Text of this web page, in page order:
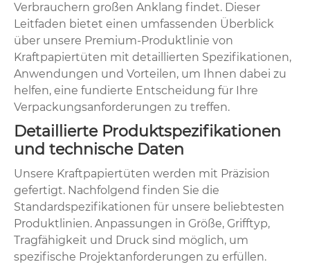
Verbrauchern großen Anklang findet. Dieser
Leitfaden bietet einen umfassenden Überblick
über unsere Premium-Produktlinie von
Kraftpapiertüten mit detaillierten Spezifikationen,
Anwendungen und Vorteilen, um Ihnen dabei zu
helfen, eine fundierte Entscheidung für Ihre
Verpackungsanforderungen zu treffen.
Detaillierte Produktspezifikationen
und technische Daten
Unsere Kraftpapiertüten werden mit Präzision
gefertigt. Nachfolgend finden Sie die
Standardspezifikationen für unsere beliebtesten
Produktlinien. Anpassungen in Größe, Grifftyp,
Tragfähigkeit und Druck sind möglich, um
spezifische Projektanforderungen zu erfüllen.